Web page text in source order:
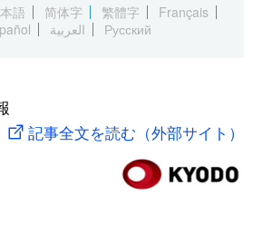
العربية お知らせ
語 简体字 繁體字
Français
العربية Русский
記事全文を読む（外部サイト）